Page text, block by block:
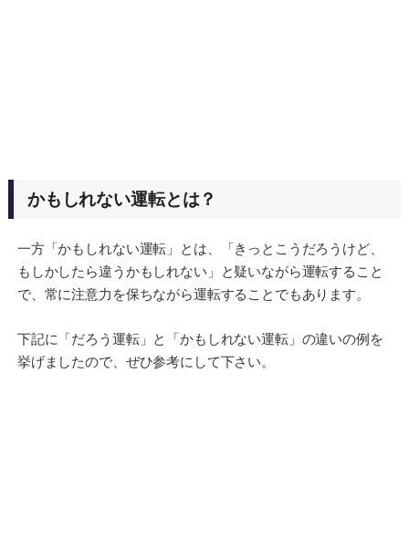
かもしれない運転とは？
一方「かもしれない運転」とは、「きっとこうだろうけど、
もしかしたら違うかもしれない」と疑いながら運転すること
で、常に注意力を保ちながら運転することでもあります。
下記に「だろう運転」と「かもしれない運転」の違いの例を
挙げましたので、ぜひ参考にして下さい。